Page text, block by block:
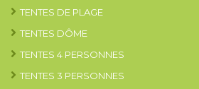
TENTES DE PLAGE
TENTES DÔME
TENTES 4 PERSONNES
TENTES 3 PERSONNES